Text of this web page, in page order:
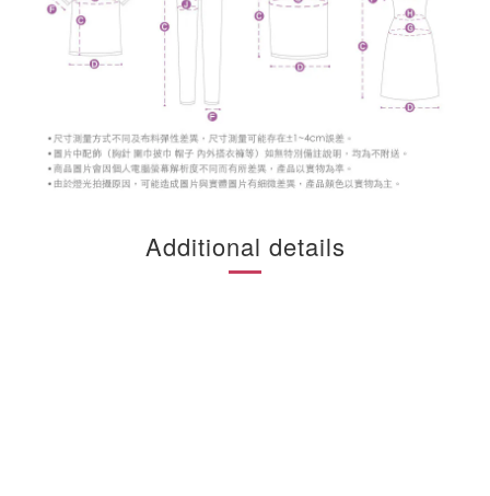
Additional details